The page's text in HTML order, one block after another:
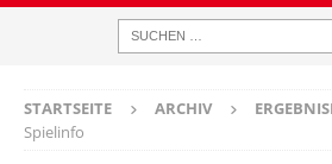
STARTSEITE ARCHIV
Spielinfo